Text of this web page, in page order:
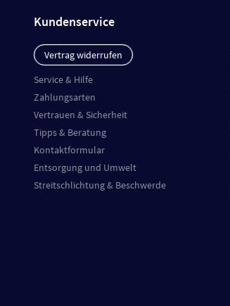
Kundenservice
Vertrag widerrufen
Service & Hilfe
Zahlungsarten
Vertrauen & Sicherheit
Tipps & Beratung
Kontaktformular
Entsorgung und Umwelt
Streitschlichtung & Beschwerde